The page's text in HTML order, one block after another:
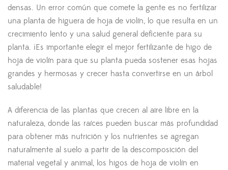
densas. Un error común que comete la gente es no fertilizar
una planta de higuera de hoja de violín, lo que resulta en un
crecimiento lento y una salud general deficiente para su
planta. ¡Es importante elegir el mejor fertilizante de higo de
hoja de violín para que su planta pueda sostener esas hojas
grandes y hermosas y crecer hasta convertirse en un árbol
saludable!
A diferencia de las plantas que crecen al aire libre en la
naturaleza, donde las raíces pueden buscar más profundidad
para obtener más nutrición y los nutrientes se agregan
naturalmente al suelo a partir de la descomposición del
material vegetal y animal, los higos de hoja de violín en